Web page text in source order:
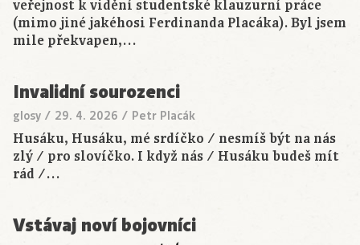
veřejnost k vidění studentské klauzurní práce
(mimo jiné jakéhosi Ferdinanda Placáka). Byl jsem
mile překvapen,…
Invalidní sourozenci
glosy / 29. 4. 2026 / Petr Placák
Husáku, Husáku, mé srdíčko / nesmíš být na nás
zlý / pro slovíčko. I když nás / Husáku budeš mít
rád /…
Vstávaj noví bojovníci